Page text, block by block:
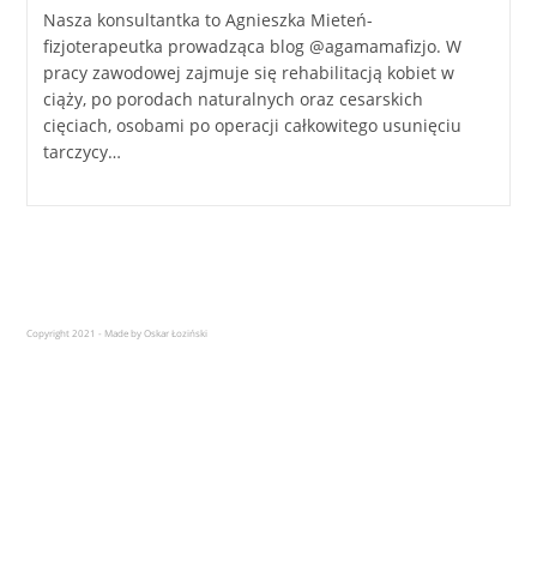
Nasza konsultantka to Agnieszka Mieteń-
fizjoterapeutka prowadząca blog @agamamafizjo. W
pracy zawodowej zajmuje się rehabilitacją kobiet w
ciąży, po porodach naturalnych oraz cesarskich
cięciach, osobami po operacji całkowitego usunięciu
tarczycy…
Copyright 2021 - Made by Oskar Łoziński